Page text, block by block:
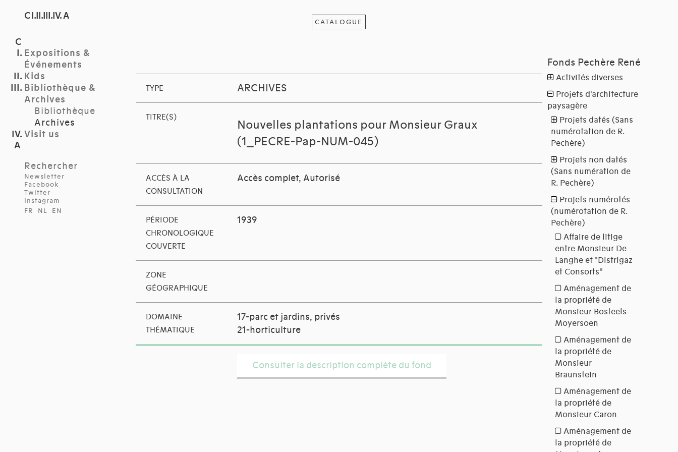
C I.II.III.IV. A
Expositions &
Événements
Kids
Bibliothèque &
Archives
Bibliothèque
Archives
Visit us
Rechercher
Newsletter
Facebook
Twitter
Instagram
FR
NL EN
CATALOGUE
TYPE ARCHIVES
TITRE(S)
Nouvelles plantations pour Monsieur Graux
(1_PECRE-Pap-NUM-045)
ACCÈS À LA
CONSULTATION
Accès complet, Autorisé
PÉRIODE
CHRONOLOGIQUE
COUVERTE
1939
ZONE
GÉOGRAPHIQUE
DOMAINE
THÉMATIQUE
17-parc et jardins, privés
21-horticulture
Consulter la description complète du fond